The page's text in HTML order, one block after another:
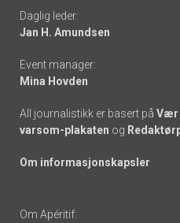
links
Daglig leder:
Jan H. Amundsen
Event manager:
Mina Hovden
All journalistikk er basert på Vær
varsom-plakaten og
Om informasjonskapsler
Om Apéritif: